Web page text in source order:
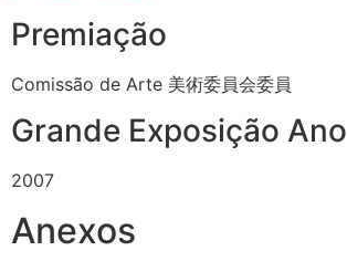
Premiação
Comissão de Arte 美術委員会委員
Grande Exposição Ano
2007
Anexos